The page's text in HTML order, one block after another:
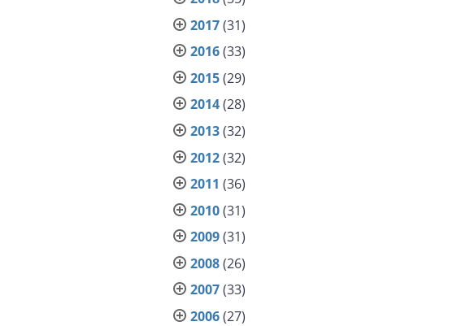
2017(31)
2016(33)
2015(29)
2014(28)
2013(32)
2012(32)
2011 (36)
2010(31)
2009(31)
2008(26)
2007(33)
2006(27)